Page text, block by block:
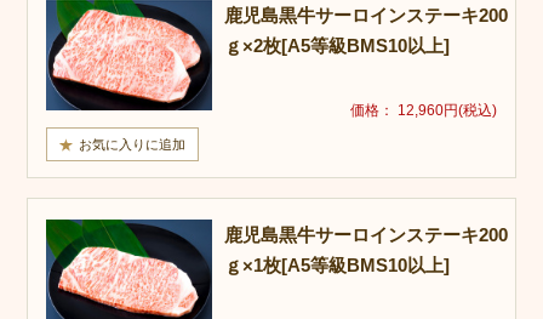
鹿児島黒牛サーロインステーキ200
ｇ×2枚[A5等級BMS10以上]
価格： 12,960円(税込)
鹿児島黒牛サーロインステーキ200
ｇ×1枚[A5等級BMS10以上]